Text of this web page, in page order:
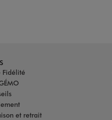
Fidélité
et retrait